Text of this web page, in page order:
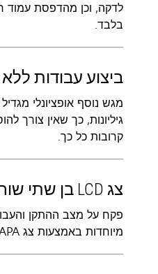
בלבד.
ביצוע עבודות
גיליונות, כך שאין צורך
קרובות כל כך.
צג LCD בן שתי שורות
‏‫פקח על מצב ההתקן
מיוחדות באמצעות צג APA בן שתי שורות.